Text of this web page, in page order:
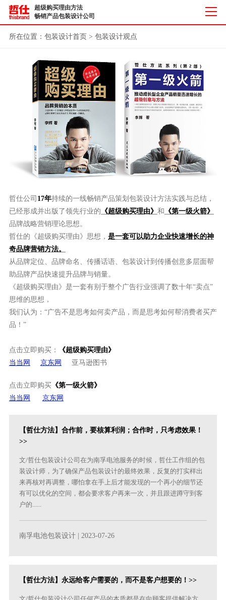
超级购买理由方法
畅销产品包装设计公司
所在位置： 包装设计首页 > 包装设计观点
哲仕公司 17年持续的一线畅销产品策划包装设计方法实践与总结，
已经形成并出版了领先行业的 《超级购买理由》 和
《第一级火箭》
品牌战略营销理论思想。
哲仕的《超级购买理由》思想， 是一套可以助力企业快速增长的神
奇品牌营销方法。
从品牌定位、品牌命名、传播话语、包装设计到传播创意多层面帮
助品牌产品快速提升品牌与销量。
《超级购买理由》是一套有别于整个广告行业强调了数十年“卖点”
思维的思想，
我们认为：“广告不是思考如何卖产品，而是思考如何帮消费者买产
品！”
点击立即购买：
《超级购买理由》
当当网
京东网 亚马逊图书
点击立即购买《第一级火箭》
当当网
京东网
【哲仕方法】合作前，要核算利润；合作时，只考虑效果！
>>
文/哲仕包装设计公司在为南孚电池服务的时候，哲仕工作组的包
装设计师，为了确保产品包装设计的最终效果，反复的打实样出
来再核对再调整，哪怕拿在手上后才能发现的一个再小的细节还
有可以优化的空间，都会要求客户再来一次，并且跟进蹲守到客
户的......
南孚电池包装设计 | 2023-07-26
【哲仕方法】永远给客户需要的，而不是客户想要的！>>